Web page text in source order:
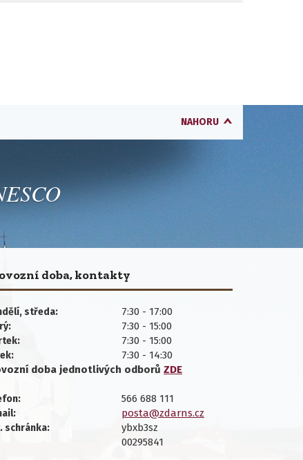
NAHORU
doba, kontakty
středa: 7:30 - 17:00
7:30 - 15:00
7:30 - 15:00
7:30 - 14:30
doba jednotlivých odborů ZDE
566 688 111
posta@zdarns.cz
schránka: ybxb3sz
00295841